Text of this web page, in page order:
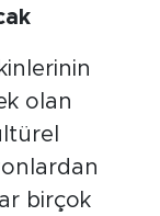
olan
birçok